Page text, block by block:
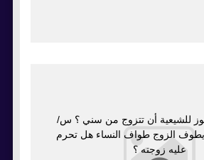
للشيعية أن تتزوج من سني ؟ س/
يطوف الزوج طواف النساء هل تحرم
عليه زوجته ؟